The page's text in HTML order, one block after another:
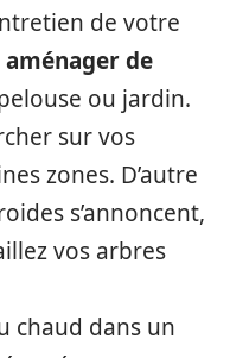
de votre
aménager de
ou jardin.
sur vos
zones. D’autre
s’annoncent,
vos arbres
chaud dans un